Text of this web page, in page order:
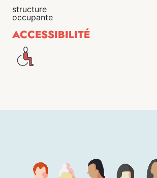
structure
occupante
ACCESSIBILITÉ